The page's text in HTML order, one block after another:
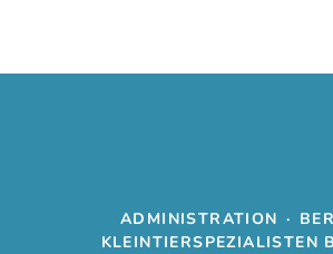
ADMINISTRATION ·
KLEINTIERSPEZIALISTEN